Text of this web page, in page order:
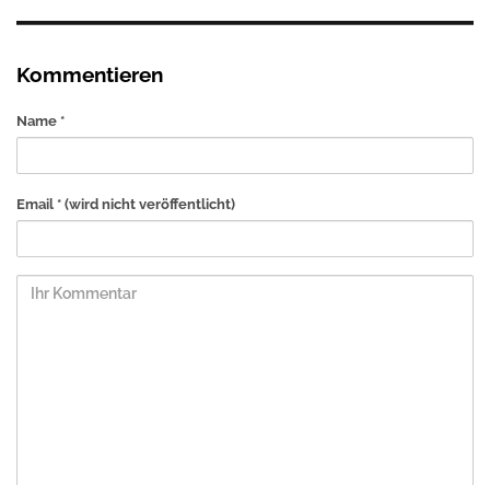
Kommentieren
Name *
Email * (wird nicht veröffentlicht)